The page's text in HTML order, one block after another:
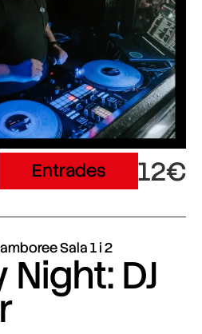
Entrades 12€
Sala 1 i 2
DJ